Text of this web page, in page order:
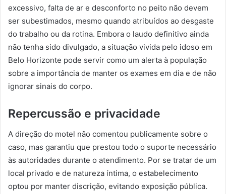
excessivo, falta de ar e desconforto no peito não devem
ser subestimados, mesmo quando atribuídos ao desgaste
do trabalho ou da rotina. Embora o laudo definitivo ainda
não tenha sido divulgado, a situação vivida pelo idoso em
Belo Horizonte pode servir como um alerta à população
sobre a importância de manter os exames em dia e de não
ignorar sinais do corpo.
Repercussão e privacidade
A direção do motel não comentou publicamente sobre o
caso, mas garantiu que prestou todo o suporte necessário
às autoridades durante o atendimento. Por se tratar de um
local privado e de natureza íntima, o estabelecimento
optou por manter discrição, evitando exposição pública.